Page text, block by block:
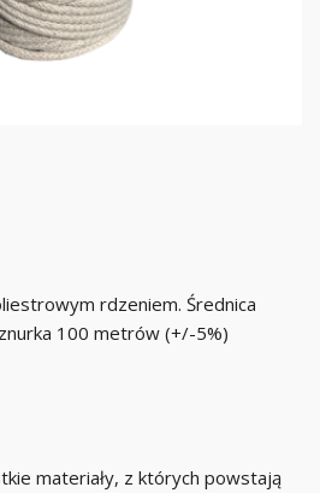
rdzeniem. Średnica
100 metrów (+/-5%)
materiały, z których powstają